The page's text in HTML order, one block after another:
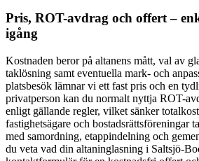
Pris, ROT-avdrag och offert –
igång
Kostnaden beror på altanens mått, val av
taklösning samt eventuella mark- och
platsbesök lämnar vi ett fast pris och en
privatperson kan du normalt nyttja ROT-
enligt gällande regler, vilket sänker
fastighetsägare och bostadsrättsföreningar
med samordning, etappindelning och
du veta vad din altaninglasning i Saltsjö-